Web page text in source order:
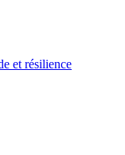
et résilience